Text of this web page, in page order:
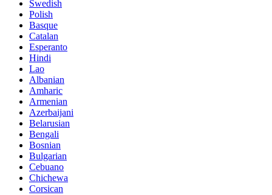
Swedish
Polish
Basque
Catalan
Esperanto
Hindi
Lao
Albanian
Amharic
Armenian
Azerbaijani
Belarusian
Bengali
Bosnian
Bulgarian
Cebuano
Chichewa
Corsican